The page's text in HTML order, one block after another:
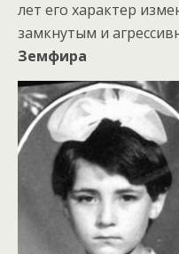
лет его характер
замкнутым и
Земфира